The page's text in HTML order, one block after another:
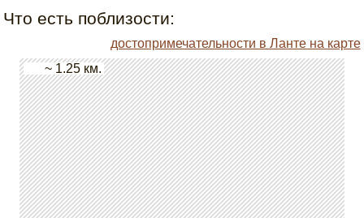
Что есть поблизости:
достопримечательности в Ланте на карте
~ 1.25 км.